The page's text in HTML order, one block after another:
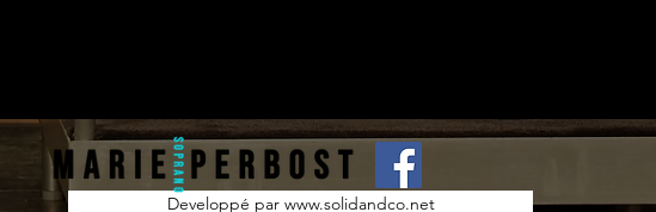
Developpé par www.solidandco.net